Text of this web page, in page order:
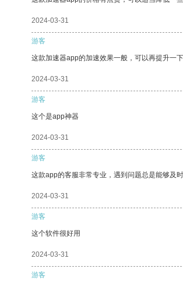
2024-03-31
游客
这款加速器app的加速效果一般，可以再提升一
2024-03-31
游客
这个是app神器
2024-03-31
游客
这款app的客服非常专业，遇到问题总是能够及
2024-03-31
游客
这个软件很好用
2024-03-31
游客